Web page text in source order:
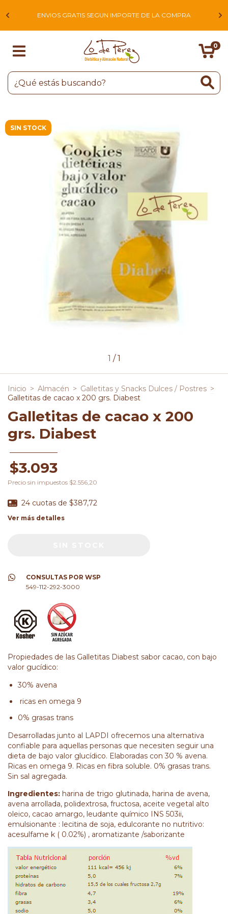
ENVIOS GRATIS SEGUN IMPORTE DE LA COMPRA
0
SIN STOCK
1 /1
Inicio > Almacén > Galletitas y Snacks Dulces / Postres >
Galletitas de cacao x 200 grs. Diabest
Galletitas de cacao x 200
grs. Diabest
$3.093
Precio sin impuestos $2.556,20
24 cuotas de $387,72
Ver más detalles
CONSULTAS POR WSP
549-112-292-3000
Propiedades de las Galletitas Diabest sabor cacao, con bajo
valor gucídico:
30% avena
ricas en omega 9
0% grasas trans
Desarrolladas junto al LAPDI ofrecemos una alternativa
confiable para aquellas personas que necesiten seguir una
dieta de bajo valor glucídico. Elaboradas con 30 % avena.
Ricas en omega 9. Ricas en fibra soluble. 0% grasas trans.
Sin sal agregada.
Ingredientes: harina de trigo glutinada, harina de avena,
avena arrollada, polidextrosa, fructosa, aceite vegetal alto
oleico, cacao amargo, leudante químico INS 503ii,
emulsionante : lecitina de soja, edulcorante no nutritivo:
acesulfame k ( 0.02%) , aromatizante /saborizante